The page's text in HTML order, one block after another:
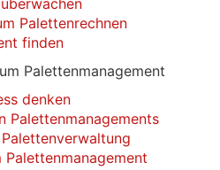
Palettenrechnen
finden
Palettenmanagement
denken
Palettenmanagements